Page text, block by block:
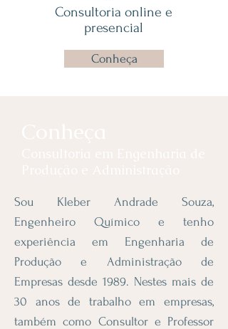
Consultoria online e
presencial
Conheça
Sou Kleber Andrade Souza,
Engenheiro Químico e tenho
experiência em Engenharia de
Produção e Administração de
Empresas desde 1989. Nestes mais de
30 anos de trabalho em empresas,
também como Consultor e Professor